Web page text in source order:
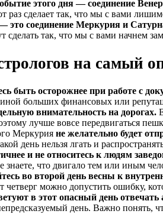
этого дня — соединение
раз сделает так, что мы с вами
это соединение Меркурия и
сделать так, что мы с вами начнем
на самый
быть осторожнее при работе с
больших финансовых или
внимательность на дорогах.
лучше вовсе передвигаться
Меркурия не желательно будет
день нельзя лгать и
и не относитесь к людям
знаете, что двигало тем или иным
во второй день весны к
четверг можно допустить ошибку,
в этот опасный день отвечать
день. Важно понять,